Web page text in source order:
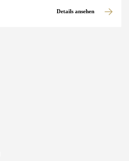
Details ansehen